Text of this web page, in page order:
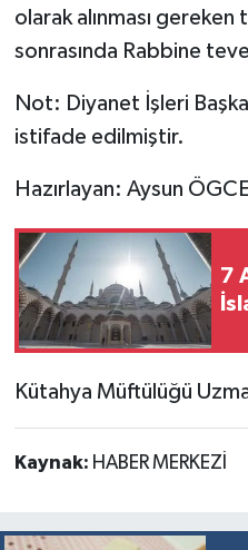
olarak alınması
sonrasında Rabbine
Not: Diyanet İşleri
istifade edilmiştir.
Hazırlayan: Aysun
7
Kütahya Müftülüğü
Kaynak: HABER MERKEZİ